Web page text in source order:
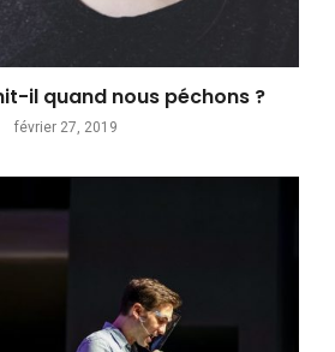
il quand nous péchons ?
février 27, 2019